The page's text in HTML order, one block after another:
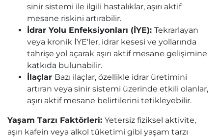
sinir sistemi ile ilgili hastalıklar, aşırı aktif
mesane riskini artırabilir.
İdrar Yolu Enfeksiyonları (İYE): Tekrarlayan
veya kronik İYE'ler, idrar kesesi ve yollarında
tahrişe yol açarak aşırı aktif mesane gelişimine
katkıda bulunabilir.
İlaçlar Bazı ilaçlar, özellikle idrar üretimini
artıran veya sinir sistemi üzerinde etkili olanlar,
aşırı aktif mesane belirtilerini tetikleyebilir.
Yaşam Tarzı Faktörleri: Yetersiz fiziksel aktivite,
aşırı kafein veya alkol tüketimi gibi yaşam tarzı